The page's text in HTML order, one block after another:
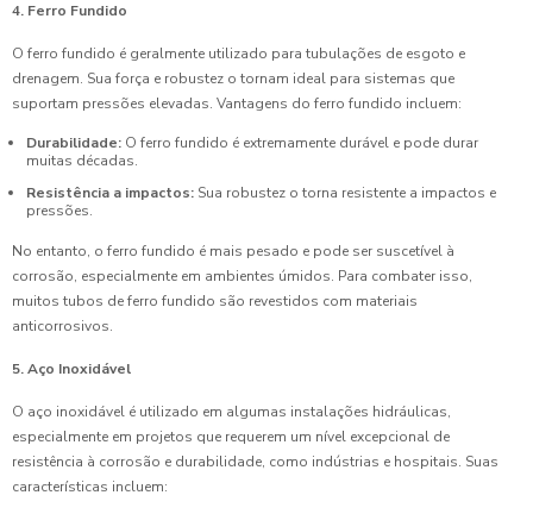
4. Ferro Fundido
O ferro fundido é geralmente utilizado para tubulações de esgoto e
drenagem. Sua força e robustez o tornam ideal para sistemas que
suportam pressões elevadas. Vantagens do ferro fundido incluem:
Durabilidade: O ferro fundido é extremamente durável e pode durar
muitas décadas.
Resistência a impactos: Sua robustez o torna resistente a impactos e
pressões.
No entanto, o ferro fundido é mais pesado e pode ser suscetível à
corrosão, especialmente em ambientes úmidos. Para combater isso,
muitos tubos de ferro fundido são revestidos com materiais
anticorrosivos.
5. Aço Inoxidável
O aço inoxidável é utilizado em algumas instalações hidráulicas,
especialmente em projetos que requerem um nível excepcional de
resistência à corrosão e durabilidade, como indústrias e hospitais. Suas
características incluem: